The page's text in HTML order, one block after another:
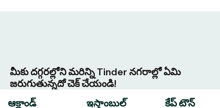
మీకు దగ్గరల్లోని మరిన్ని Tinder నగరాల్లో ఏమి
జరుగుతున్నదో చెక్ చేయండి!
ఆక్లాండ్
ఇస్తాంబుల్ కేప్ టౌన్